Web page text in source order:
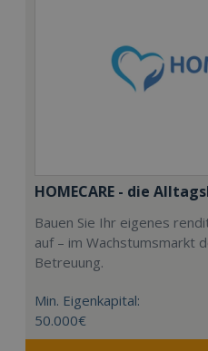
HOMECARE - die
Bauen Sie Ihr eigenes
auf – im Wachstumsmarkt
Betreuung.
Min. Eigenkapital:
50.000€